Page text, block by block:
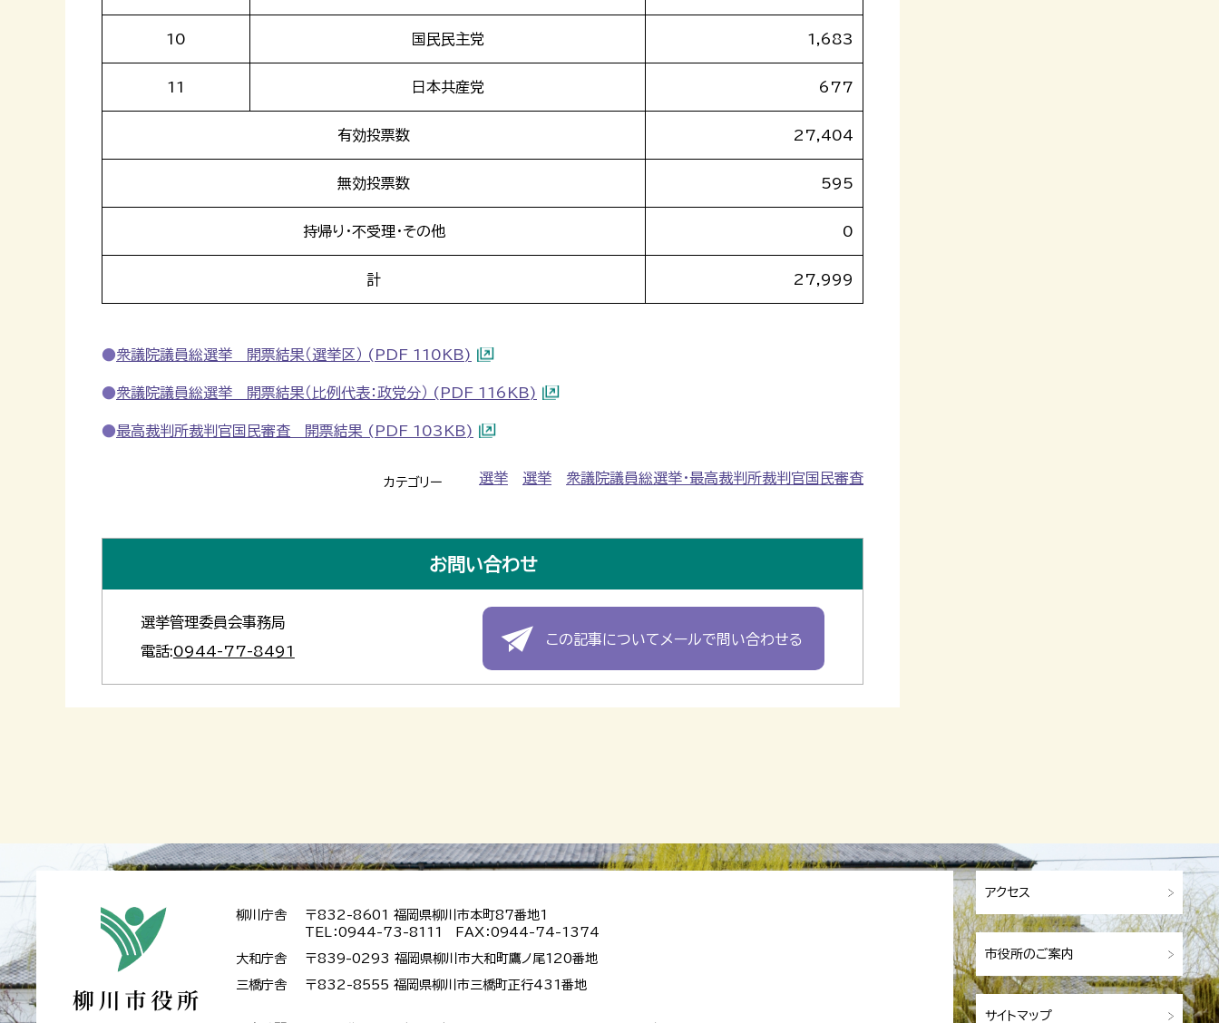
10 国民民主党 1,683
11 日本共産党 677
有効投票数 27,404
無効投票数 595
持帰り・不受理・その他 0
計 27,999
衆議院議員総選挙 開票結果（選挙区） (PDF 110KB)
衆議院議員総選挙 開票結果（比例代表：政党分） (PDF 116KB)
最高裁判所裁判官国民審査 開票結果 (PDF 103KB)
カテゴリー 選挙 選挙 衆議院議員総選挙・最高裁判所裁判官国民審査
お問い合わせ
選挙管理委員会事務局
電話:0944-77-8491
この記事についてメールで問い合わせる
柳川庁舎
〒832-8601 福岡県柳川市本町87番地1
TEL：0944-73-8111 FAX：0944-74-1374
大和庁舎 〒839-0293 福岡県柳川市大和町鷹ノ尾120番地
三橋庁舎 〒832-8555 福岡県柳川市三橋町正行431番地
アクセス
市役所のご案内
サイトマップ